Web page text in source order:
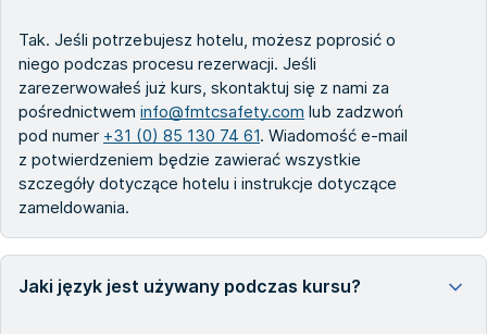
Tak. Jeśli potrzebujesz hotelu, możesz poprosić o
niego podczas procesu rezerwacji. Jeśli
zarezerwowałeś już kurs, skontaktuj się z nami za
pośrednictwem info@fmtcsafety.com lub zadzwoń
pod numer +31 (0) 85 130 74 61. Wiadomość e-mail
z potwierdzeniem będzie zawierać wszystkie
szczegóły dotyczące hotelu i instrukcje dotyczące
zameldowania.
Jaki język jest używany podczas kursu?